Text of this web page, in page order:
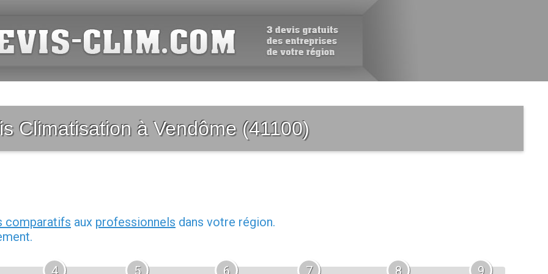
Climatisation à Vendôme (41100)
comparatifs aux professionnels dans votre région.
4 5 6 7 8 9